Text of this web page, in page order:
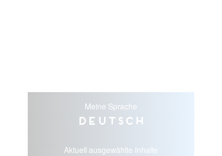
Meine Sprache
Deutsch
Aktuell ausgewählte Inhalte